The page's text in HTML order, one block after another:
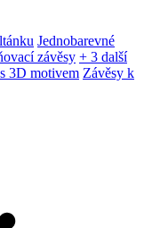
Jednobarevné
závěsy + 3 další
3D motivem Závěsy k